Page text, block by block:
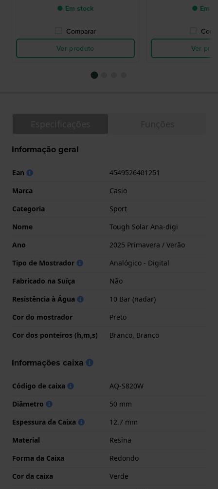
● Em stock
Comparar
Ver produto
● Em
Ver
Informação geral
Ean
4549526401251
Marca
Casio
Categoria
Sport
Nome
Tough Solar Ana-digi
Ano
2025 Primavera / Verão
Tipo de Mostrador
Analógico - Digital
Fabricado na Suíça
Não
Resistência à Água
10 Bar (nadar)
Cor do mostrador
Preto
Cor dos ponteiros (h,m,s)
Branco, Branco
Informações caixa
Código de caixa
AQ-S820W
Diâmetro
50 mm
Espessura da Caixa
12.7 mm
Material
Resina
Forma da Caixa
Redondo
Cor da caixa
Verde